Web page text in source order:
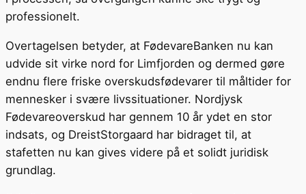
professionelt.
Overtagelsen betyder, at FødevareBanken nu kan
udvide sit virke nord for Limfjorden og dermed gøre
endnu flere friske overskudsfødevarer til måltider for
mennesker i svære livssituationer. Nordjysk
Fødevareoverskud har gennem 10 år ydet en stor
indsats, og DreistStorgaard har bidraget til, at
stafetten nu kan gives videre på et solidt juridisk
grundlag.